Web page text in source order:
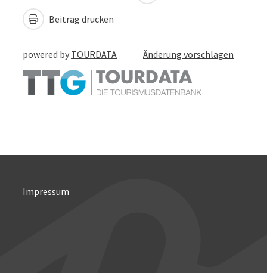
Beitrag drucken
powered by TOURDATA Änderung vorschlagen
Impressum